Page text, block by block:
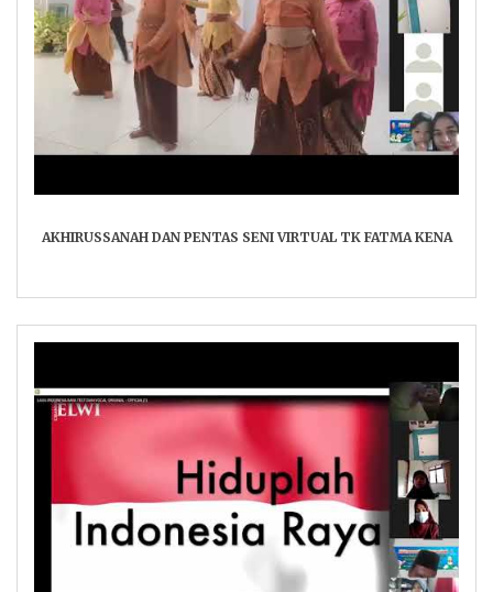
AKHIRUSSANAH DAN PENTAS SENI VIRTUAL TK FATMA KENA